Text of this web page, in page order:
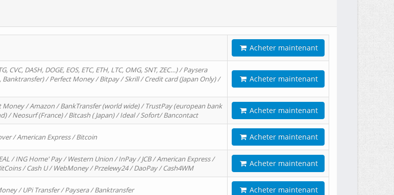
Acheter maintenant
DASH, DOGE, EOS, ETC, ETH, LTC, OMG, SNT, ZEC…) / Paysera
Banktransfer) / Perfect Money / Bitpay / Skrill / Credit card (Japan Only) /
Acheter maintenant
/ Amazon / BankTransfer (world wide) / TrustPay (european bank
/ Neosurf (France) / Bitcash ( Japan) / Ideal / Sofort/ Bancontact
Acheter maintenant
/ American Express / Bitcoin Acheter maintenant
/ ING Home' Pay / Western Union / InPay / JCB / American Express /
/ Cash U / WebMoney / Przelewy24 / DaoPay / Cash4WM
Acheter maintenant
/ UPi Transfer / Paysera / Banktransfer Acheter maintenant